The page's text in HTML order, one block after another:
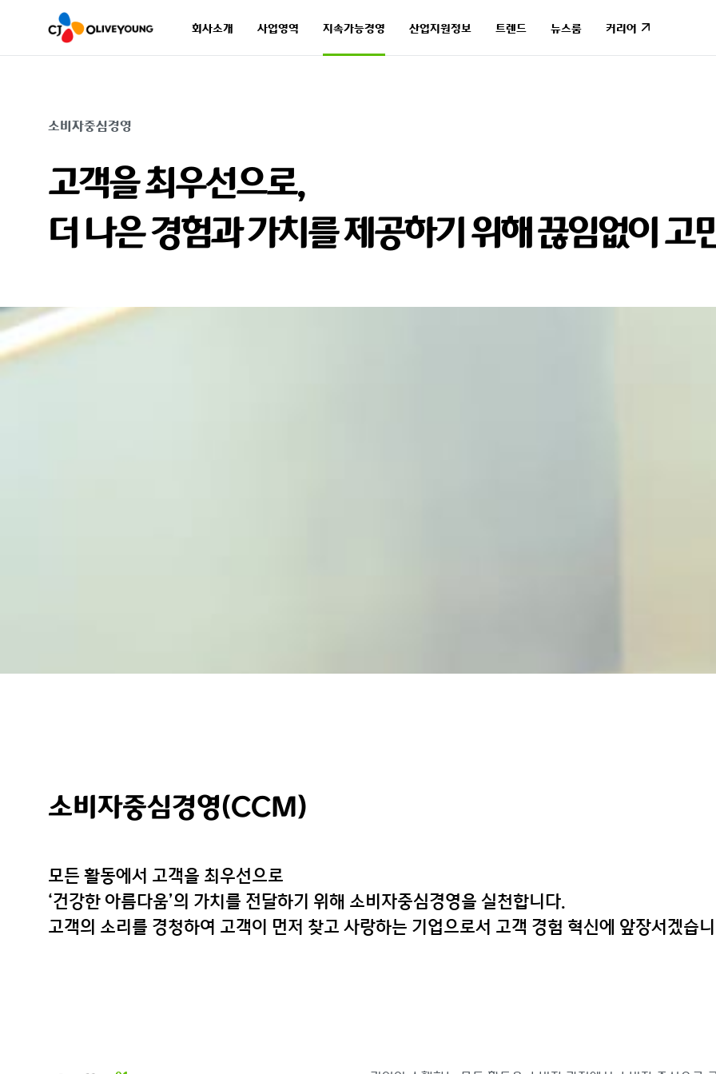
회사소개
사업영역
지속가능경영
산업지원정보
트렌드
뉴스룸
커리어
소비자중심경영
고객을 최우선으로,
더 나은 경험과 가치를제공하기 위해 끊임없이고
소비자중심경영(CCM)
모든 활동에서 고객을 최우선으로
‘건강한 아름다움’의 가치를 전달하기 위해 소비자중심경영을 실천합니다.
고객의 소리를 경청하여 고객이 먼저 찾고 사랑하는 기업으로서 고객 경험 혁신에 앞장서겠습